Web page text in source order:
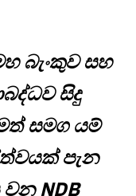
බැංකුව සහ
සිදු
සමග යම්
පැන
NDB